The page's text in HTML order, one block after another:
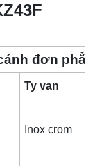
đơn
Ty van
Inox crom